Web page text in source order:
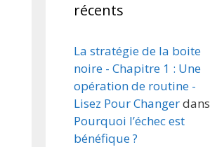
récents
La stratégie de la boite
noire - Chapitre 1 : Une
opération de routine -
Lisez Pour Changerdans
Pourquoi l’échec est
bénéfique ?